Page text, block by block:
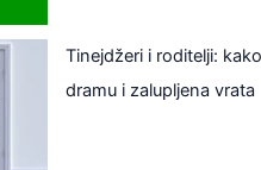
Tinejdžeri i roditelji:
dramu i zalupljena vrata